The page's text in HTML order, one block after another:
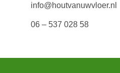
info@houtvanuwvloer.nl
06 – 537 028 58